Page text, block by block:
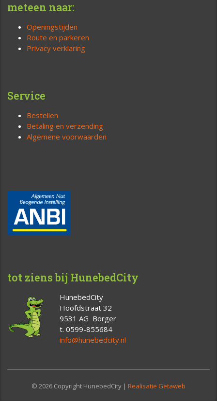
meteen naar:
Openingstijden
Route en parkeren
Privacy verklaring
Service
Bestellen
Betaling en verzending
Algemene voorwaarden
tot ziens bij HunebedCity
HunebedCity
Hoofdstraat 32
9531 AG Borger
t. 0599-855684
info@hunebedcity.nl
© 2026 Copyright HunebedCity | Realisatie Getaweb